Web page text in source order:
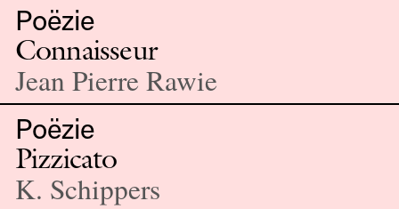
Poëzie
Connaisseur
Jean Pierre Rawie
Poëzie
Pizzicato
K. Schippers